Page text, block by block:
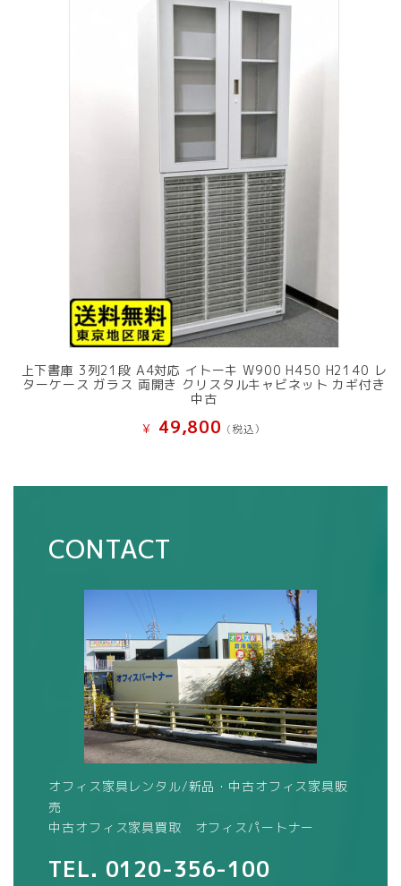
上下書庫 3列21段 A4対応 イトーキ W900 H450 H2140 レ
ターケース ガラス 両開き クリスタルキャビネット カギ付き
中古
¥ 49,800 (税込）
CONTACT
オフィス家具レンタル/新品・中古オフィス家具販
売
中古オフィス家具買取 オフィスパートナー
TEL. 0120-356-100